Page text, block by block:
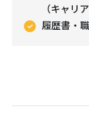
（キャリ
履歴書・